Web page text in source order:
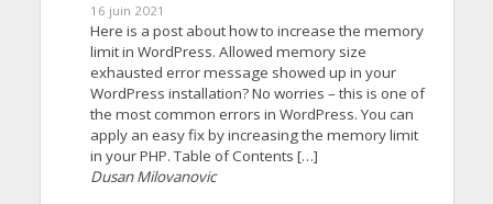
16 juin 2021
Here is a post about how to increase the memory
limit in WordPress. Allowed memory size
exhausted error message showed up in your
WordPress installation? No worries – this is one of
the most common errors in WordPress. You can
apply an easy fix by increasing the memory limit
in your PHP. Table of Contents […]
Dusan Milovanovic